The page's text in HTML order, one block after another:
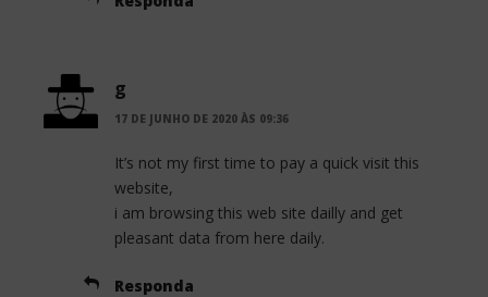
g
17 DE JUNHO DE 2020 ÀS 09:36
It’s not my first time to pay a quick visit this
website,
i am browsing this web site dailly and get
pleasant data from here daily.
Responda